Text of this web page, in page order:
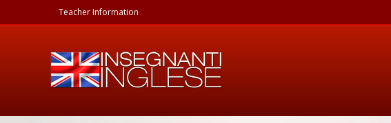
Teacher Information